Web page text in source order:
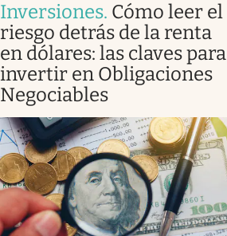
Inversiones. Cómo leer el
riesgo detrás de la renta
en dólares: las claves para
invertir en Obligaciones
Negociables